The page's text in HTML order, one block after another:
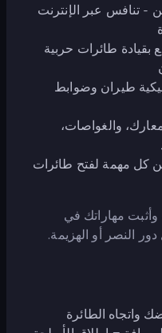
- تنافس عبر الإنترنت
بقيادة طائرات حربية
طيران وضوابط
والغواصات،
كل مهمة لفتح طائرات
وأثبت مهاراتك في
الطائرة